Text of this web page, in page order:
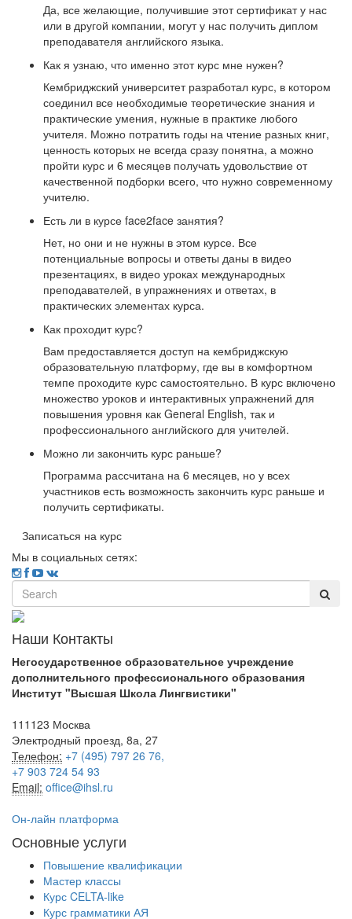
Да, все желающие, получившие этот сертификат у нас
или в другой компании, могут у нас получить диплом
преподавателя английского языка.
Как я узнаю, что именно этот курс мне нужен?
Кембриджский университет разработал курс, в котором
соединил все необходимые теоретические знания и
практические умения, нужные в практике любого
учителя. Можно потратить годы на чтение разных книг,
ценность которых не всегда сразу понятна, а можно
пройти курс и 6 месяцев получать удовольствие от
качественной подборки всего, что нужно современному
учителю.
Есть ли в курсе face2face занятия?
Нет, но они и не нужны в этом курсе. Все
потенциальные вопросы и ответы даны в видео
презентациях, в видео уроках международных
преподавателей, в упражнениях и ответах, в
практических элементах курса.
Как проходит курс?
Вам предоставляется доступ на кембриджскую
образовательную платформу, где вы в комфортном
темпе проходите курс самостоятельно. В курс включено
множество уроков и интерактивных упражнений для
повышения уровня как General English, так и
профессионального английского для учителей.
Можно ли закончить курс раньше?
Программа рассчитана на 6 месяцев, но у всех
участников есть возможность закончить курс раньше и
получить сертификаты.
Записаться на курс
Мы в социальных сетях:
Наши Контакты
Негосударственное образовательное учреждение
дополнительного профессионального образования
Институт "Высшая Школа Лингвистики"
111123 Москва
Электродный проезд, 8а, 27
Телефон: +7 (495) 797 26 76,
+7 903 724 54 93
Email: office@ihsl.ru
Он-лайн платформа
Основные услуги
Повышение квалификации
Мастер классы
Курс CELTA-like
Курс грамматики АЯ